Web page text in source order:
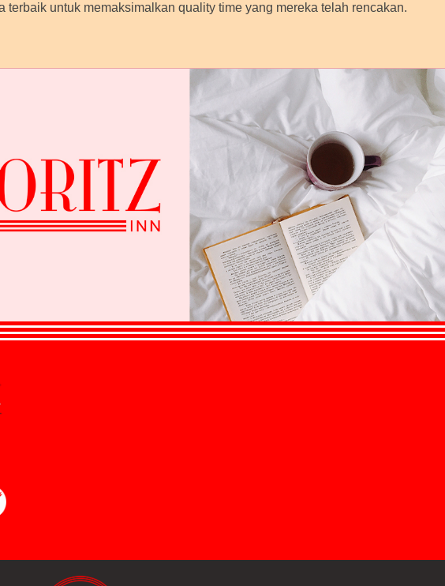
terbaik untuk memaksimalkan quality time yang mereka telah rencakan.